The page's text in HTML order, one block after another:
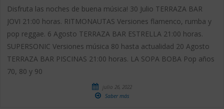
Disfruta las noches de buena música! 30 Julio TERRAZA BAR
JOVI 21:00 horas. RITMONAUTAS Versiones flamenco, rumba y
pop reggae. 6 Agosto TERRAZA BAR ESTRELLA 21:00 horas.
SUPERSONIC Versiones música 80 hasta actualidad 20 Agosto
TERRAZA BAR PISCINAS 21:00 horas. LA SOPA BOBA Pop años
70, 80 y 90
julio 26, 2022
Saber más